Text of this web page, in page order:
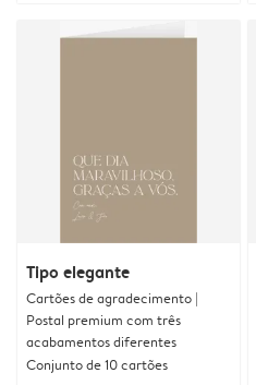
Tipo elegante
Cartões de agradecimento |
Postal premium com três
acabamentos diferentes
Conjunto de 10 cartões